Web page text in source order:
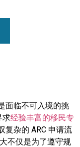
面临不可入境的挑
求经验丰富的移民专
复杂的 ARC 申请流
不仅是为了遵守规